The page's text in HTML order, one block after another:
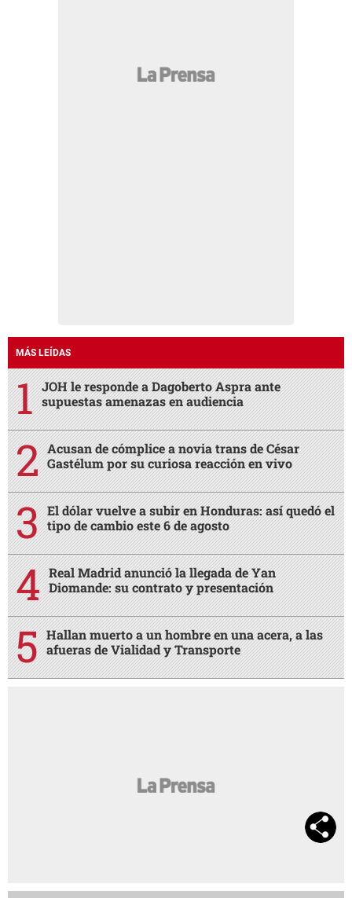
MÁS LEÍDAS
JOH le responde a Dagoberto Aspra ante
supuestas amenazas en audiencia
Acusan de cómplice a novia trans de César
Gastélum por su curiosa reacción en vivo
El dólar vuelve a subir en Honduras: así quedó el
tipo de cambio este 6 de agosto
Real Madrid anunció la llegada de Yan
Diomande: su contrato y presentación
Hallan muerto a un hombre en una acera, a las
afueras de Vialidad y Transporte